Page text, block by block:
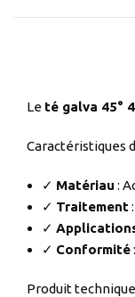
Le té galva 45°
Caractéristiques
✓ Matériau :
✓ Traitement
✓
✓ Conformité
Produit